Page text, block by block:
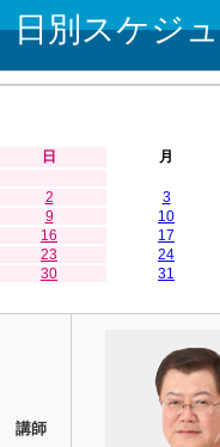
日別スケジ
日 月
2
3
9
10
16
17
23
24
30
31
講師